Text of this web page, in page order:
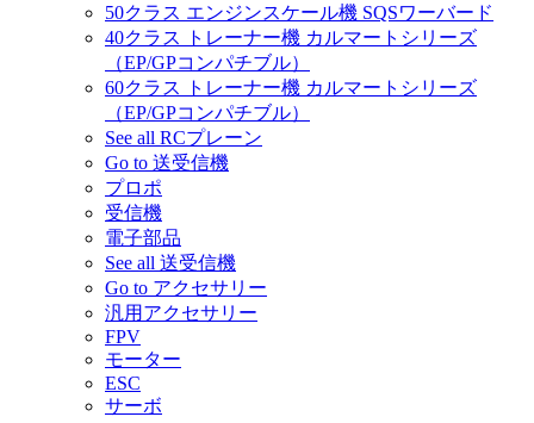
50クラス エンジンスケール機 SQSワーバード
40クラス トレーナー機 カルマートシリーズ
（EP/GPコンパチブル）
60クラス トレーナー機 カルマートシリーズ
（EP/GPコンパチブル）
See all RCプレーン
Go to 送受信機
プロポ
受信機
電子部品
See all 送受信機
Go to アクセサリー
汎用アクセサリー
FPV
モーター
ESC
サーボ